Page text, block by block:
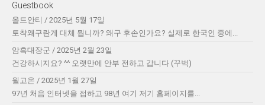
Guestbook
올드안티 / 2025년 5월 17일
토착왜구란게 대체 뭡니까? 왜구 후손인가요? 실제로 한국인 중에...
암흑대장군 / 2025년 2월 23일
건강하시지요? ^^ 오랫만에 안부 전하고 갑니다 (꾸벅)
윌고온 / 2025년 1월 27일
97년 처음 인터넷을 접하고 98년 여기 저기 홈페이지를...